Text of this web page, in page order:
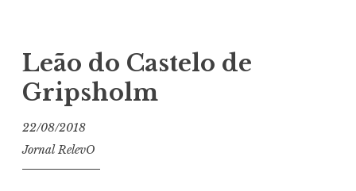
Leão do Castelo de
Gripsholm
22/08/2018
Jornal RelevO